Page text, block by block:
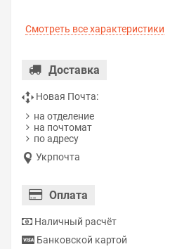
Смотреть все характеристики
Доставка
Новая Почта:
на отделение
на почтомат
по адресу
Укрпочта
Оплата
Наличный расчёт
Банковской картой